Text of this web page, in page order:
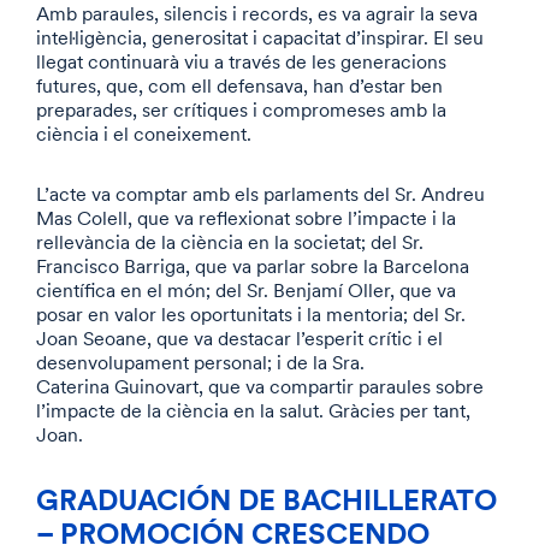
Amb paraules, silencis i records, es va agrair la seva
intel·ligència, generositat i capacitat d’inspirar. El seu
llegat continuarà viu a través de les generacions
futures, que, com ell defensava, han d’estar ben
preparades, ser crítiques i compromeses amb la
ciència i el coneixement.
L’acte va comptar amb els parlaments del Sr. Andreu
Mas Colell, que va reflexionat sobre l’impacte i la
rellevància de la ciència en la societat; del Sr.
Francisco Barriga, que va parlar sobre la Barcelona
científica en el món; del Sr. Benjamí Oller, que va
posar en valor les oportunitats i la mentoria; del Sr.
Joan Seoane, que va destacar l’esperit crític i el
desenvolupament personal; i de la Sra.
Caterina Guinovart, que va compartir paraules sobre
l’impacte de la ciència en la salut. Gràcies per tant,
Joan.
GRADUACIÓN DE BACHILLERATO
– PROMOCIÓN CRESCENDO